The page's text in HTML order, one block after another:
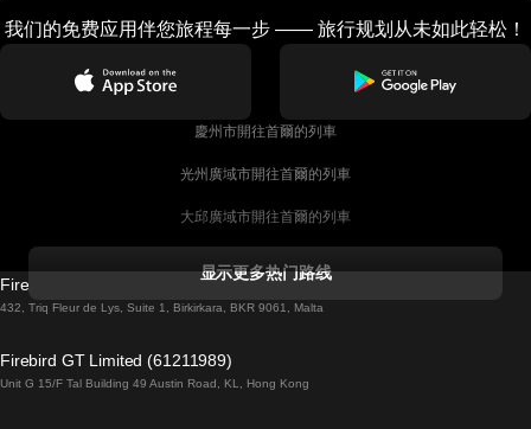
我们的免费应用伴您旅程每一步 —— 旅行规划从未如此轻松！
慶州市開往首爾的列車
光州廣域市開往首爾的列車
大邱廣域市開往首爾的列車
都柏林開往戈尔韦的列車
羅馬開往拿坡里的列車
显示更多热门路线
Firebird GT Limited (OC 1451)
432, Triq Fleur de Lys, Suite 1, Birkirkara, BKR 9061, Malta
Firebird GT Limited (61211989)
Unit G 15/F Tal Building 49 Austin Road, KL, Hong Kong